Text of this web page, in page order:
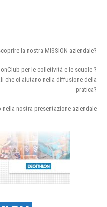
la nostra MISSION aziendale?
per le colletività e le scuole ?
che ci aiutano nella diffusione della
pratica?
nella nostra presentazione aziendale